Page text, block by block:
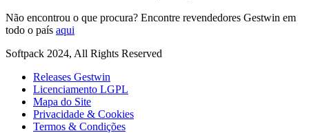
Não encontrou o que procura? Encontre revendedores Gestwin em
todo o país aqui
Softpack 2024, All Rights Reserved
Releases Gestwin
Licenciamento LGPL
Mapa do Site
Privacidade & Cookies
Termos & Condições